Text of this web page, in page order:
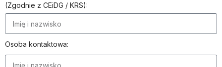
(Zgodnie z CEiDG / KRS):
Osoba kontaktowa: